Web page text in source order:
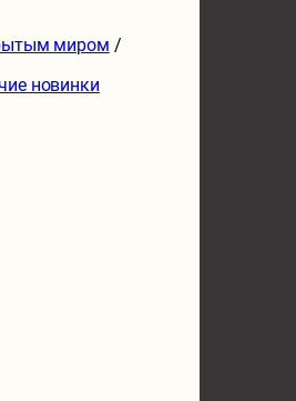
миром /
новинки